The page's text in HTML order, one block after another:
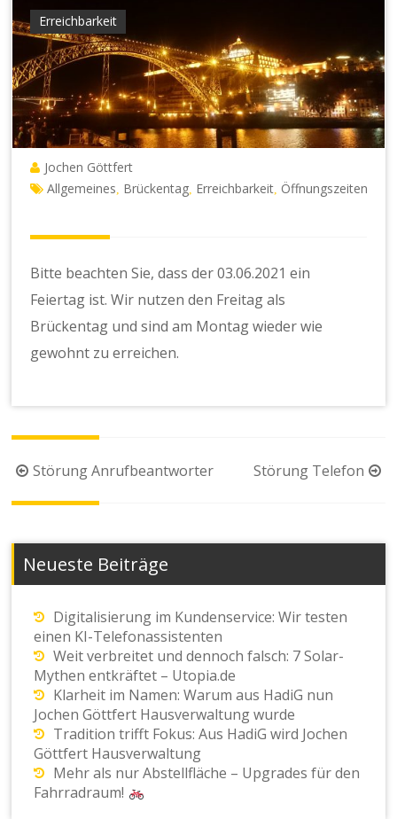
Erreichbarkeit
Jochen Göttfert
Allgemeines Brückentag Erreichbarkeit Öffnungszeiten
Bitte beachten Sie, dass der 03.06.2021 ein
Feiertag ist. Wir nutzen den Freitag als
Brückentag und sind am Montag wieder wie
gewohnt zu erreichen.
Beitragsnavigation
Störung Anrufbeantworter Störung Telefon
Neueste Beiträge
Digitalisierung im Kundenservice: Wir testen
einen KI-Telefonassistenten
Weit verbreitet und dennoch falsch: 7 Solar-
Mythen entkräftet – Utopia.de
Klarheit im Namen: Warum aus HadiG nun
Jochen Göttfert Hausverwaltung wurde
Tradition trifft Fokus: Aus HadiG wird Jochen
Göttfert Hausverwaltung
Mehr als nur Abstellfläche – Upgrades für den
Fahrradraum!